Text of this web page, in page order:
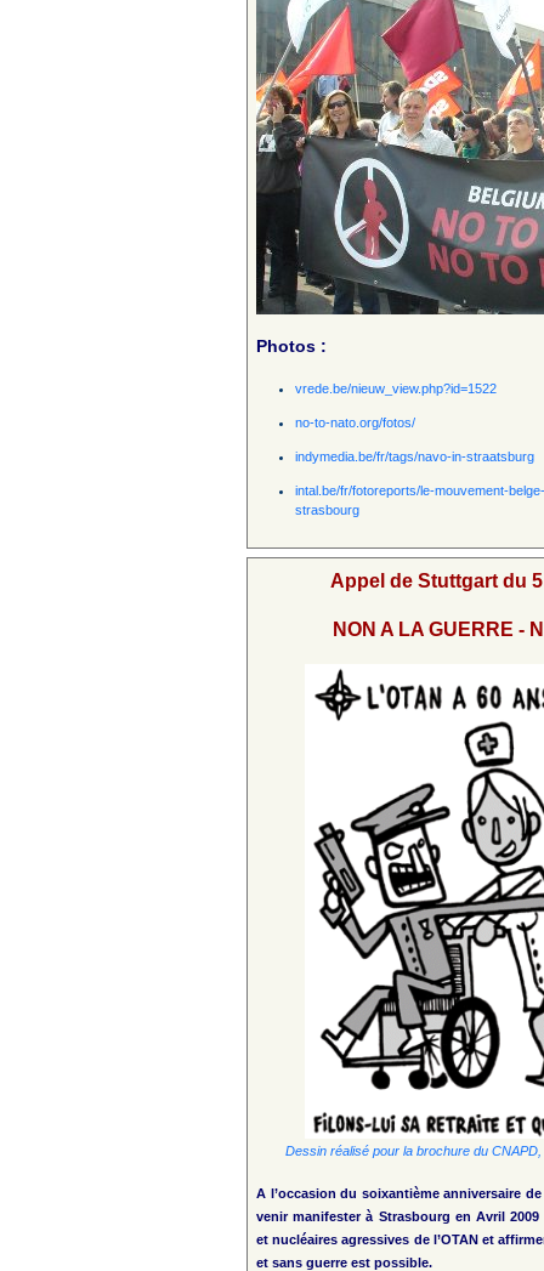
Photos :
vrede.be/nieuw_view.php?id=1522
no-to-nato.org/fotos/
indymedia.be/fr/tags/navo-in-straatsburg
intal.be/fr/fotoreports/le-mouvement-
strasbourg
Appel de Stuttgart du
NON A LA GUERRE -
Dessin réalisé pour la brochure du
A l’occasion du soixantième anniversaire
venir manifester à Strasbourg en Avril
et nucléaires agressives de l’OTAN et
et sans guerre est possible.